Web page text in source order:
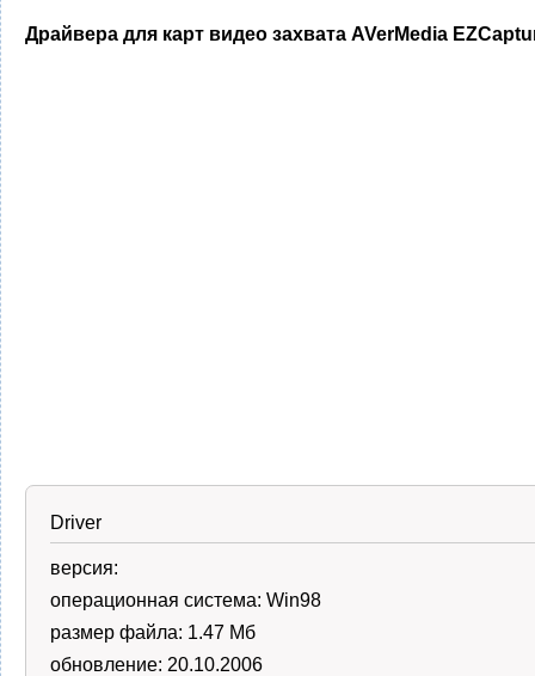
Драйвера для карт видео захвата AVerMedia
Driver
версия:
операционная система: Win98
размер файла: 1.47 Мб
обновление: 20.10.2006